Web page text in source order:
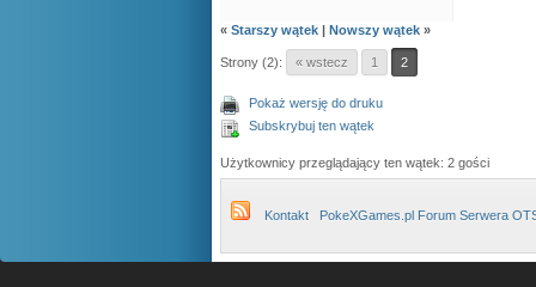
« Starszy wątek | Nowszy wątek »
Strony (2): « wstecz 1 2
Pokaż wersję do druku
Subskrybuj ten wątek
Użytkownicy przeglądający ten wątek: 2 gości
Kontakt PokeXGames.pl Forum Serwera